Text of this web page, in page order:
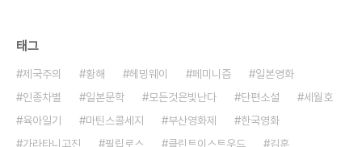
태그
제국주의 황해 헤밍웨이 페미니즘
일본영화
인종차별
일본문학 모든것은빛난다 단편소설
세월호
육아일기
마틴스콜세지 부산영화제
한국영화
가라타니고진
필립로스 클린트이스트우드
김훈